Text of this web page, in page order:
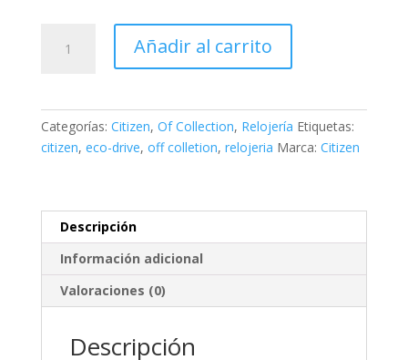
cantidad
Añadir al carrito
Categorías: Citizen, Of Collection, Relojería Etiquetas:
citizen, eco-drive, off colletion, relojeria Marca: Citizen
Descripción
Información adicional
Valoraciones (0)
Descripción